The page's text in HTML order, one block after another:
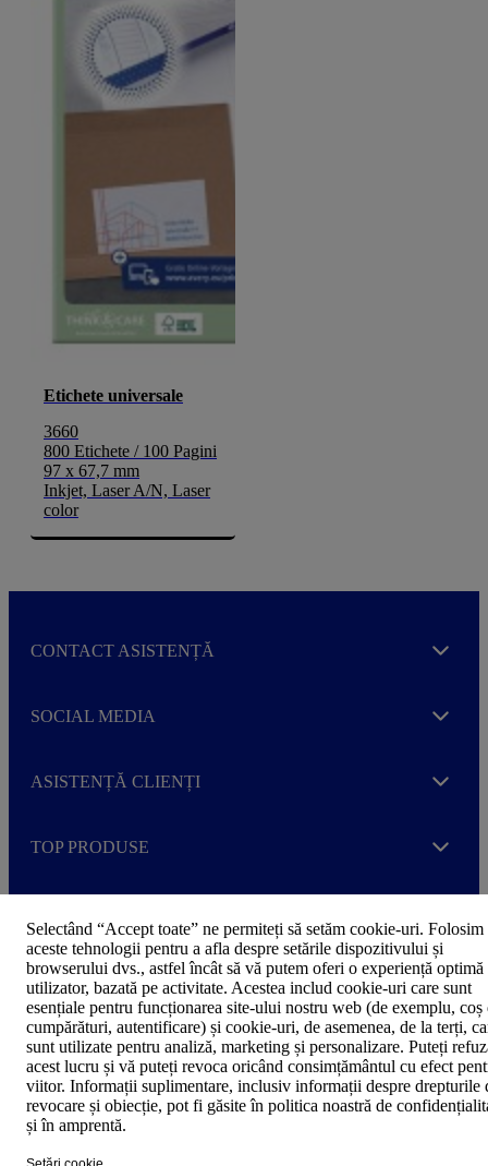
Selectând “Accept toate” ne permiteți să setăm cookie-uri. Folosim
aceste tehnologii pentru a afla despre setările dispozitivului și
browserului dvs., astfel încât să vă putem oferi o experiență optimă
utilizator, bazată pe activitate. Acestea includ cookie-uri care sunt
esențiale pentru funcționarea site-ului nostru web (de exemplu, coș
cumpărături, autentificare) și cookie-uri, de asemenea, de la terți,
sunt utilizate pentru analiză, marketing și personalizare. Puteți
acest lucru și vă puteți revoca oricând consimțământul cu efect
viitor. Informații suplimentare, inclusiv informații despre drepturile
revocare și obiecție, pot fi găsite în politica noastră de
și în amprentă.
Etichete universale
3660
800 Etichete / 100 Pagini
97 x 67,7 mm
Inkjet, Laser A/N, Laser
color
CONTACT ASISTENȚĂ Expand
SOCIAL MEDIA Expand
ASISTENȚĂ CLIENȚI Expand
TOP PRODUSE Expand
F
o
o
t
e
r
Politica de confidențialitate
Declarație de accesibilitate
©2024 Avery Zweckform, o divizie a CCL Label Limited. Toate
drepturile rezervate